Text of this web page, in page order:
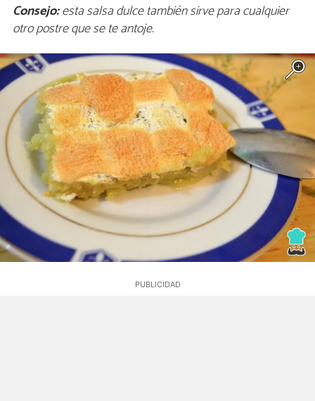
Consejo:esta salsa dulce también sirve para cualquier
otro postre que se te antoje.